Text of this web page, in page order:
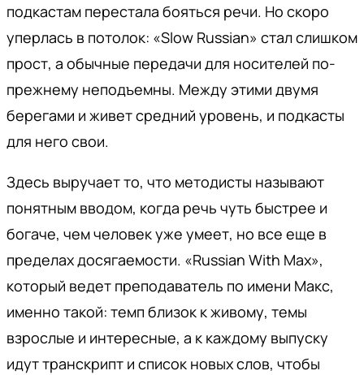
подкастам перестала бояться речи. Но скоро
уперлась в потолок: «Slow Russian» стал слишком
прост, а обычные передачи для носителей по-
прежнему неподъемны. Между этими двумя
берегами и живет средний уровень, и подкасты
для него свои.
Здесь выручает то, что методисты называют
понятным вводом, когда речь чуть быстрее и
богаче, чем человек уже умеет, но все еще в
пределах досягаемости. «Russian With Max»,
который ведет преподаватель по имени Макс,
именно такой: темп близок к живому, темы
взрослые и интересные, а к каждому выпуску
идут транскрипт и список новых слов, чтобы